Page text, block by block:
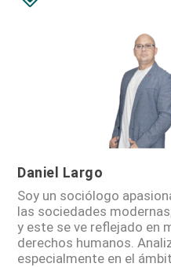
Daniel Largo
Soy un sociólogo
las sociedades
y este se ve reflejado en
derechos humanos.
especialmente en el